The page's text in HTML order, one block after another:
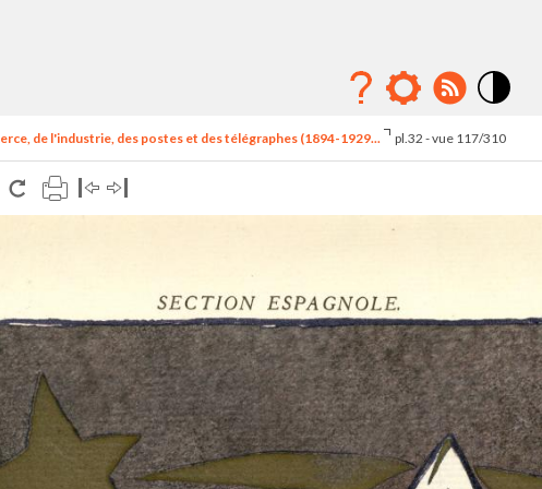
élévé
de l'industrie, des postes et des télégraphes (1894-1929... pl.32 - vue 117/310